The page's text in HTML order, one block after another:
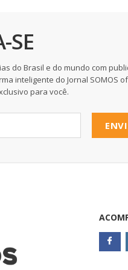
SE
do Brasil e do mundo com
inteligente do Jornal SOMOS
para você.